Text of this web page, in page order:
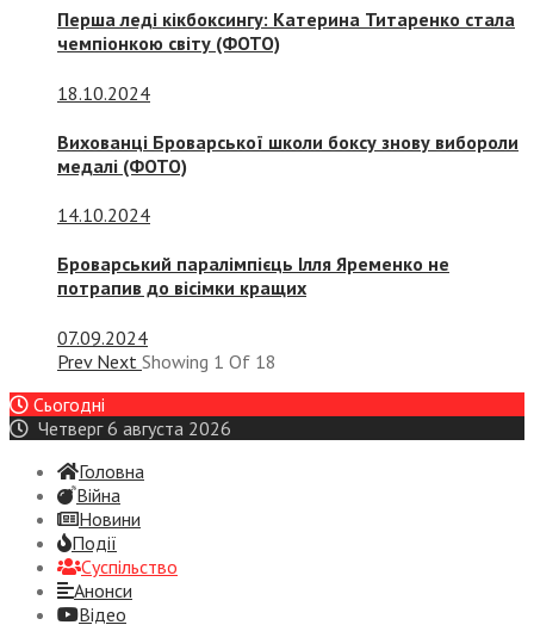
Перша леді кікбоксингу: Катерина Титаренко стала
чемпіонкою світу (ФОТО)
18.10.2024
Вихованці Броварської школи боксу знову вибороли
медалі (ФОТО)
14.10.2024
Броварський паралімпієць Ілля Яременко не
потрапив до вісімки кращих
07.09.2024
Prev Next Showing 1 Of 18
Сьогодні
Четверг 6 августа 2026
Головна
Війна
Новини
Події
Суспiльство
Анонси
Відео